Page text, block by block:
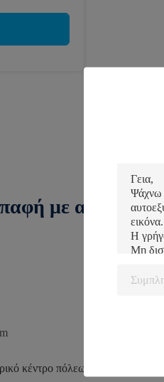
με ανά πάσα
κέντρο πόλεων Hualian, δρόμος